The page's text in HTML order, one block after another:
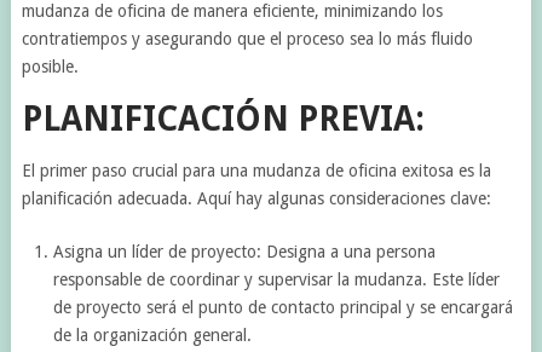
mudanza de oficina de manera eficiente, minimizando los
contratiempos y asegurando que el proceso sea lo más fluido
posible.
PLANIFICACIÓN PREVIA:
El primer paso crucial para una mudanza de oficina exitosa es la
planificación adecuada. Aquí hay algunas consideraciones clave:
Asigna un líder de proyecto: Designa a una persona
responsable de coordinar y supervisar la mudanza. Este líder
de proyecto será el punto de contacto principal y se encargará
de la organización general.